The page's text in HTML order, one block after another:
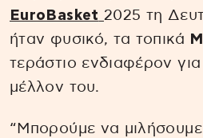
EuroBasket 2025 τη
ήταν φυσικό, τα τοπικά
τεράστιο ενδιαφέρον για
μέλλον του.
“Μπορούμε να μιλήσουμε